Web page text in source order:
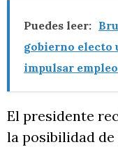
Puedes leer:
gobierno electo
impulsar
El presidente
la posibilidad